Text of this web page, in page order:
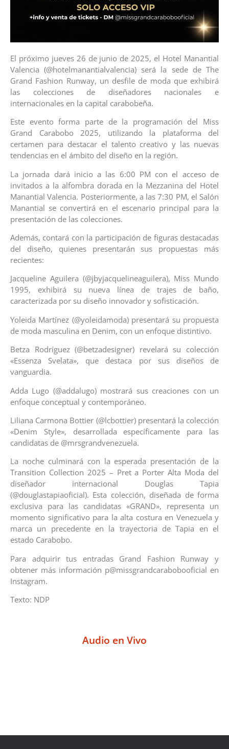
El próximo jueves 26 de junio de 2025, el Hotel Manantial
Valencia (@hotelmanantialvalencia) será la sede de The
Grand Fashion Runway, un desfile de moda que exhibirá
las colecciones de diseñadores nacionales e
internacionales en la capital carabobeña.
Este evento forma parte de la programación del Miss
Grand Carabobo 2025, utilizando la plataforma del
certamen para destacar el talento creativo y las nuevas
tendencias en el ámbito del diseño en la región.
La jornada dará inicio a las 6:00 PM con el acceso de
invitados a la alfombra dorada en la Mezzanina del Hotel
Manantial Valencia. Posteriormente, a las 7:30 PM, el Salón
Manantial se convertirá en el escenario principal para la
presentación de las colecciones.
Además, contará con la participación de figuras destacadas
del diseño, quienes presentarán sus propuestas más
recientes:
Jacqueline Aguilera (@jbyjacquelineaguilera), Miss Mundo
1995, exhibirá su nueva línea de trajes de baño,
caracterizada por su diseño innovador y sofisticación.
Yoleida Martínez (@yoleidamoda) presentará su propuesta
de moda masculina en Denim, con un enfoque distintivo.
Betza Rodríguez (@betzadesigner) revelará su colección
«Essenza Svelata», que destaca por sus diseños de
vanguardia.
Adda Lugo (@addalugo) mostrará sus creaciones con un
enfoque conceptual y contemporáneo.
Liliana Carmona Bottier (@lcbottier) presentará la colección
«Denim Style», desarrollada específicamente para las
candidatas de @mrsgrandvenezuela.
La noche culminará con la esperada presentación de la
Transition Collection 2025 – Pret a Porter Alta Moda del
diseñador internacional Douglas Tapia
(@douglastapiaoficial). Esta colección, diseñada de forma
exclusiva para las candidatas «GRAND», representa un
momento significativo para la alta costura en Venezuela y
marca un precedente en la trayectoria de Tapia en el
estado Carabobo.
Para adquirir tus entradas Grand Fashion Runway y
obtener más información p@missgrandcarabobooficial en
Instagram.
Texto: NDP
Audio en Vivo